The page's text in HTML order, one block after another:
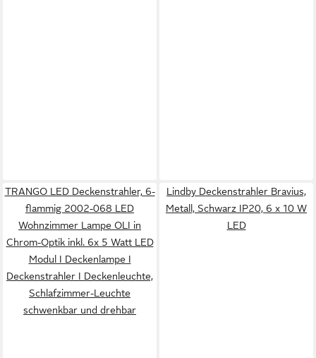
TRANGO LED Deckenstrahler, 6-
flammig 2002-068 LED
Wohnzimmer Lampe OLI in
Chrom-Optik inkl. 6x 5 Watt LED
Modul I Deckenlampe I
Deckenstrahler I Deckenleuchte,
Schlafzimmer-Leuchte
schwenkbar und drehbar
Lindby Deckenstrahler Bravius,
Metall, Schwarz IP20, 6 x 10 W
LED